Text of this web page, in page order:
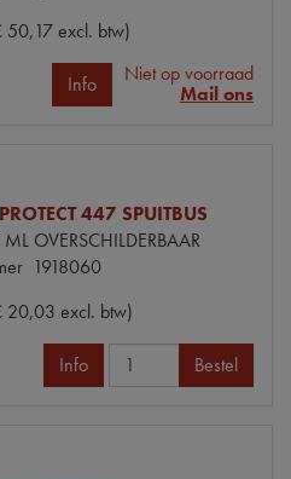
50,17 excl. btw)
Info
Niet op voorraad
Mail ons
447 SPUITBUS
OVERSCHILDERBAAR
1918060
20,03 excl. btw)
Info Bestel